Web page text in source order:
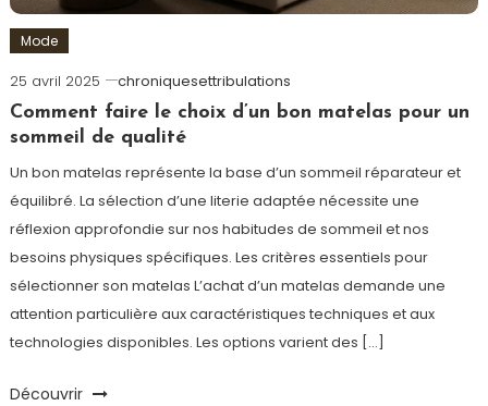
Mode
25 avril 2025
chroniquesettribulations
Comment faire le choix d’un bon matelas pour un
sommeil de qualité
Un bon matelas représente la base d’un sommeil réparateur et
équilibré. La sélection d’une literie adaptée nécessite une
réflexion approfondie sur nos habitudes de sommeil et nos
besoins physiques spécifiques. Les critères essentiels pour
sélectionner son matelas L’achat d’un matelas demande une
attention particulière aux caractéristiques techniques et aux
technologies disponibles. Les options varient des […]
Découvrir